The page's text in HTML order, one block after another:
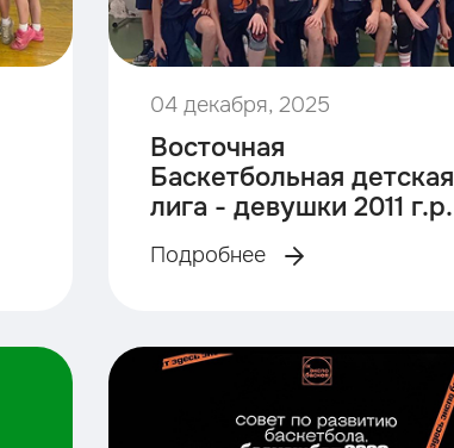
04 декабря, 2025
Восточная
Баскетбольная детская
лига - девушки 2011 г.р.
Подробнее